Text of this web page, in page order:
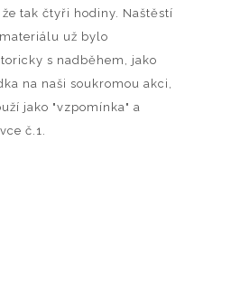
tak čtyři hodiny. Naštěstí
už bylo
s nadběhem, jako
na naši soukromou akci,
jako "vzpomínka" a
č.1.